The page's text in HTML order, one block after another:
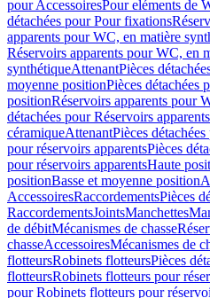
pour AccessoiresPour eléments de
détachées pour Pour fixations
apparents pour WC, en matière
Réservoirs apparents pour WC, en
synthétiqueAttenantPièces
moyenne positionPièces détachées
positionRéservoirs apparents pour
détachées pour Réservoirs
céramiqueAttenantPièces
pour réservoirs apparentsPièces
pour réservoirs apparentsHaute
positionBasse et moyenne position
AccessoiresRaccordementsPièces
RaccordementsJointsManchettes
de débitMécanismes de chasse
chasseAccessoiresMécanismes de
flotteursRobinets flotteursPièces
flotteursRobinets flotteurs pour
pour Robinets flotteurs pour